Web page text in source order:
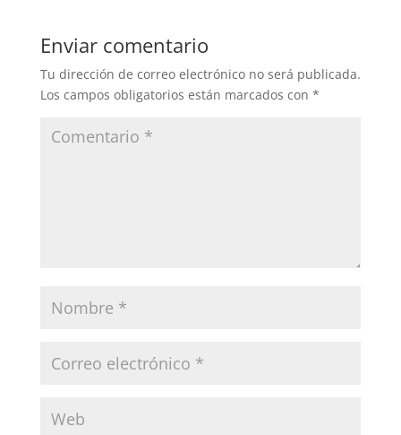
Enviar comentario
Tu dirección de correo electrónico no será publicada.
Los campos obligatorios están marcados con *